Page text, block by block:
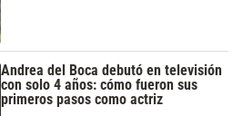
Andrea del Boca debutó en televisión
con solo 4 años: cómo fueron sus
primeros pasos como actriz